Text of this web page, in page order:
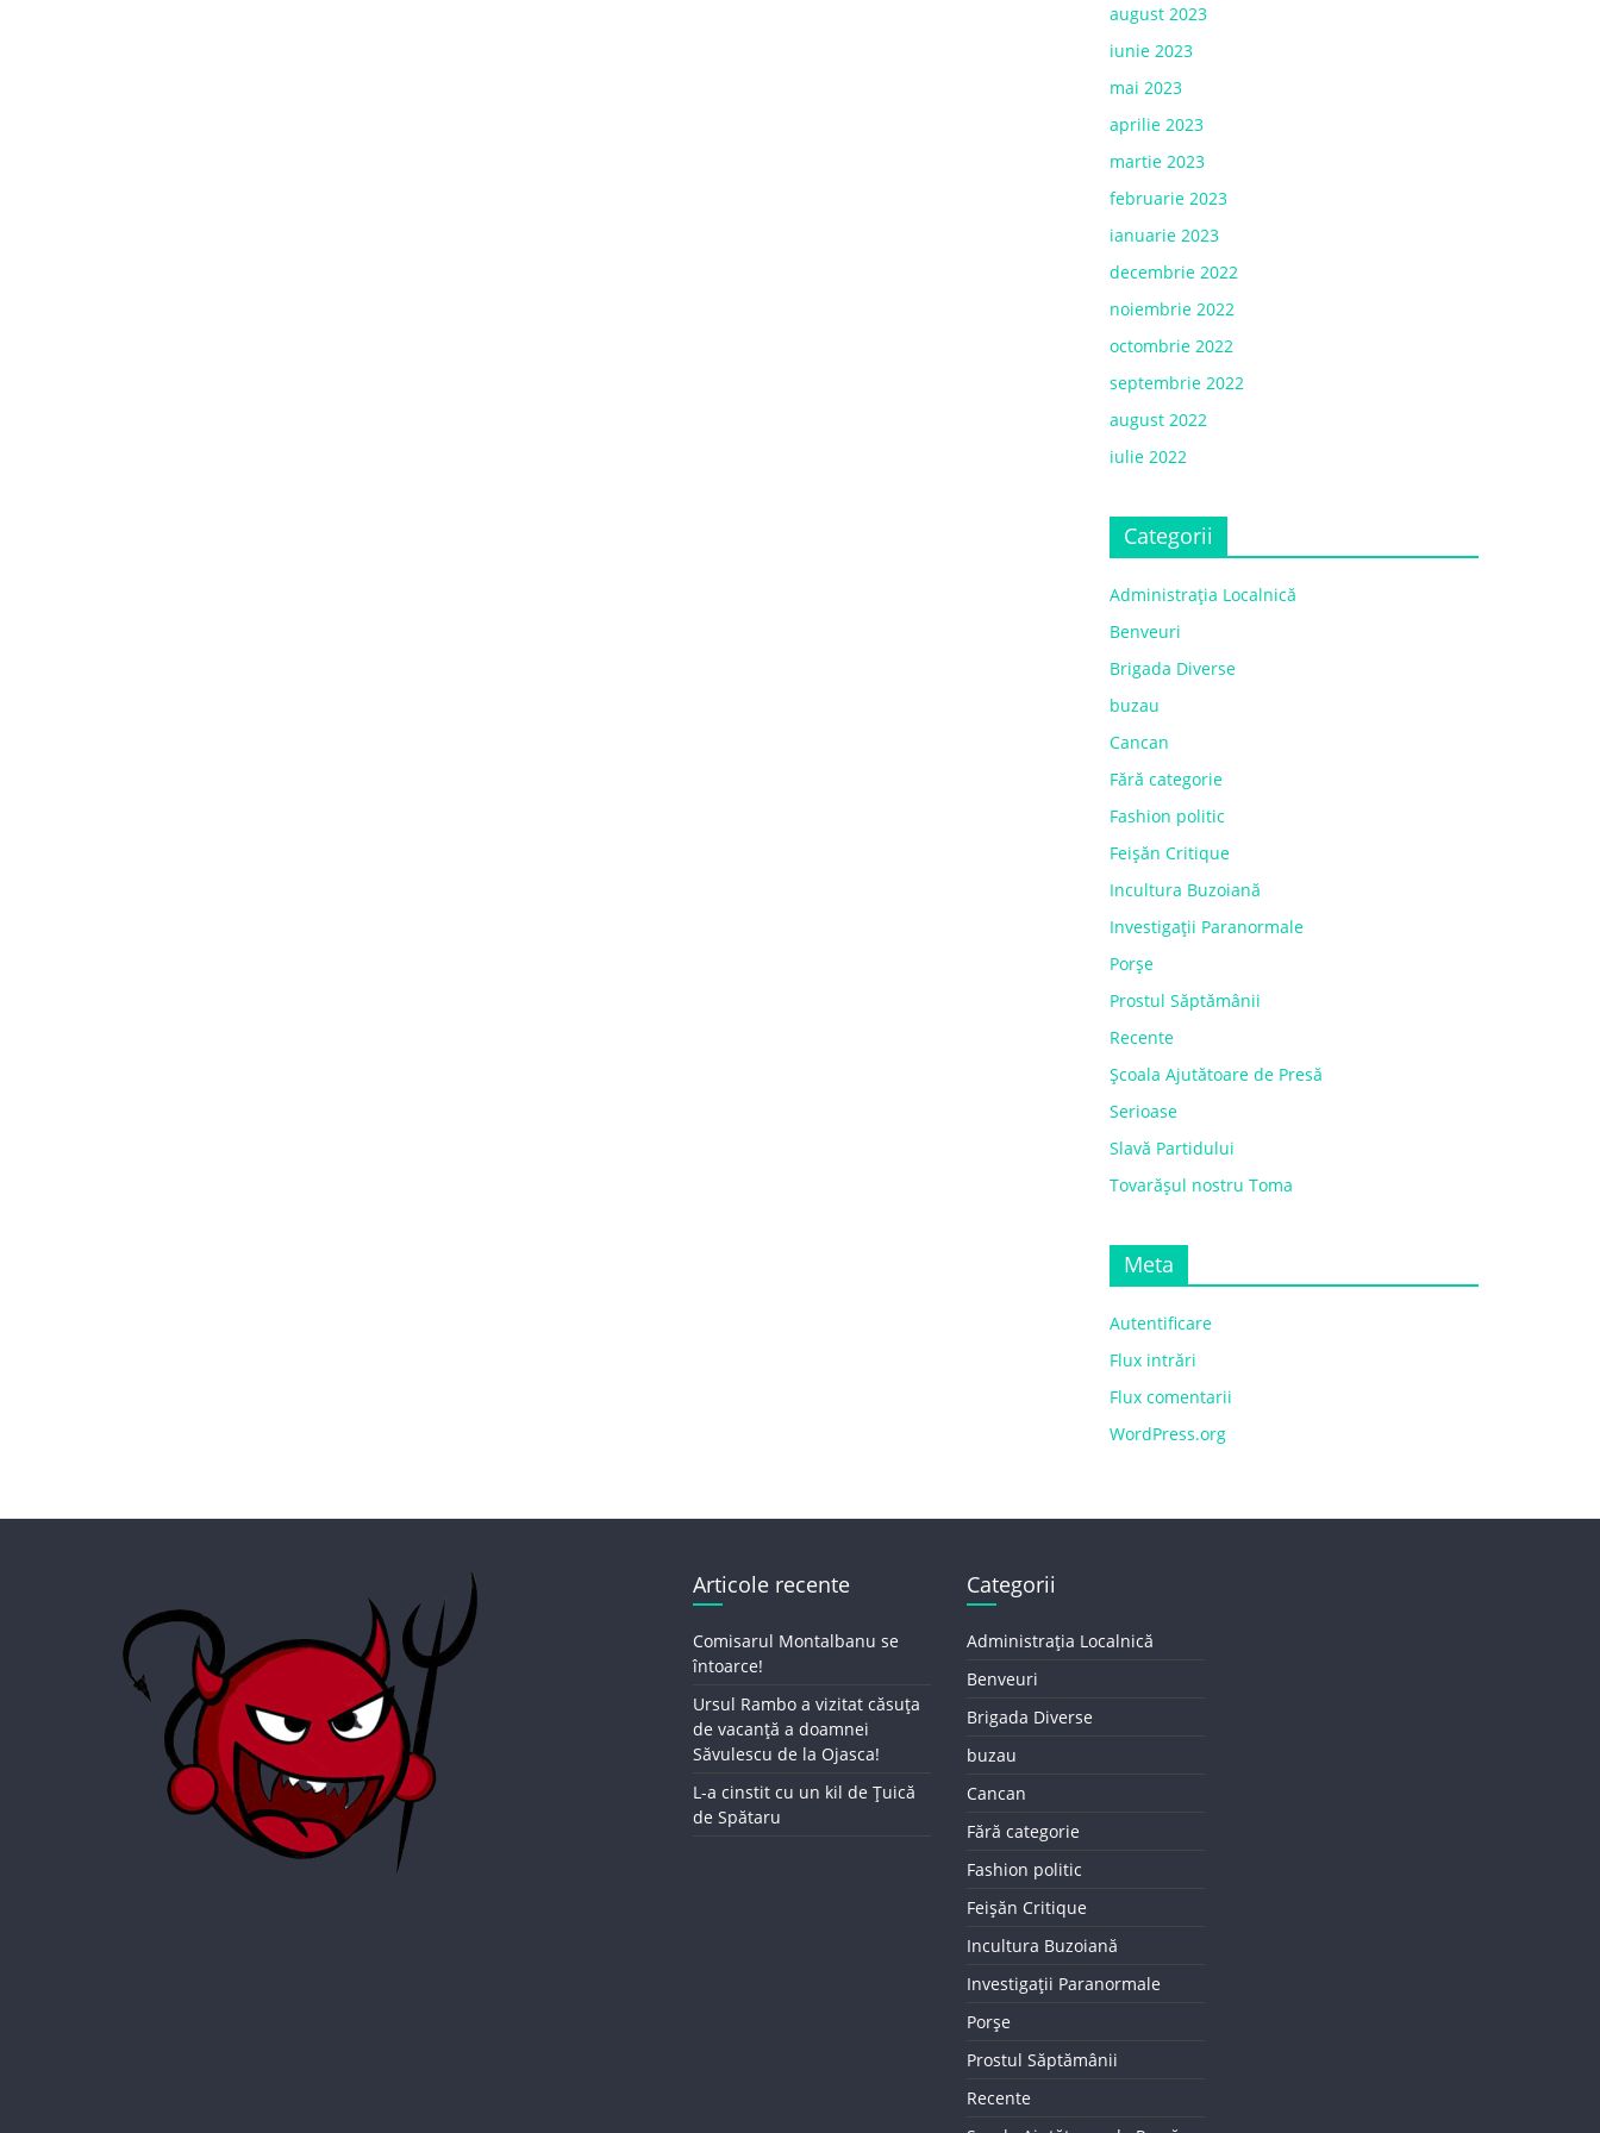
august 2023
iunie 2023
mai 2023
aprilie 2023
martie 2023
februarie 2023
ianuarie 2023
decembrie 2022
noiembrie 2022
octombrie 2022
septembrie 2022
august 2022
iulie 2022
Categorii
Administrația Localnică
Benveuri
Brigada Diverse
buzau
Cancan
Fără categorie
Fashion politic
Feișăn Critique
Incultura Buzoiană
Investigații Paranormale
Porșe
Prostul Săptămânii
Recente
Școala Ajutătoare de Presă
Serioase
Slavă Partidului
Tovarășul nostru Toma
Meta
Autentificare
Flux intrări
Flux comentarii
WordPress.org
Articole recente
Comisarul Montalbanu se
întoarce!
Ursul Rambo a vizitat căsuța
de vacanță a doamnei
Săvulescu de la Ojasca!
L-a cinstit cu un kil de Țuică
de Spătaru
Categorii
Administrația Localnică
Benveuri
Brigada Diverse
buzau
Cancan
Fără categorie
Fashion politic
Feișăn Critique
Incultura Buzoiană
Investigații Paranormale
Porșe
Prostul Săptămânii
Recente